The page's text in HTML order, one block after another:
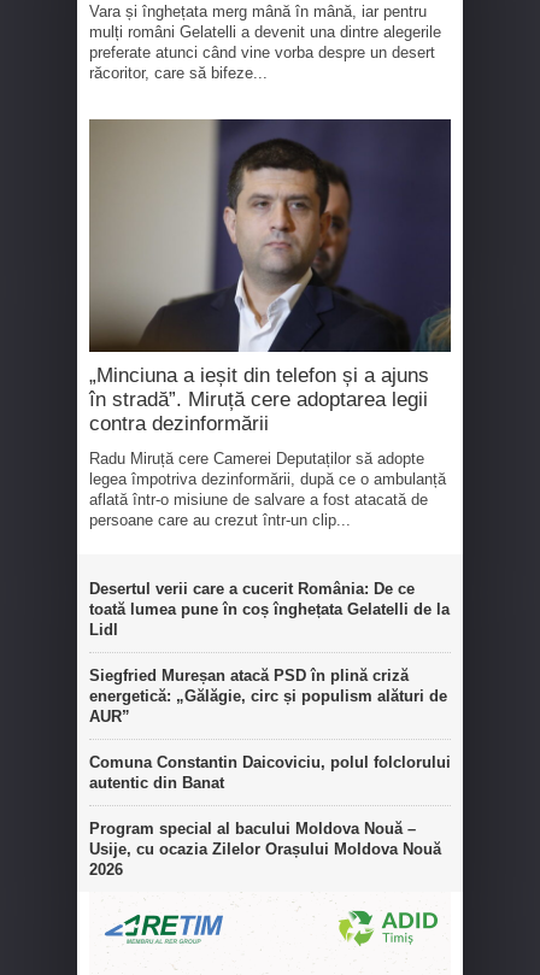
Vara și înghețata merg mână în mână, iar pentru
mulți români Gelatelli a devenit una dintre alegerile
preferate atunci când vine vorba despre un desert
răcoritor, care să bifeze...
„Minciuna a ieșit din telefon și a ajuns
în stradă”. Miruță cere adoptarea legii
contra dezinformării
Radu Miruță cere Camerei Deputaților să adopte
legea împotriva dezinformării, după ce o ambulanță
aflată într-o misiune de salvare a fost atacată de
persoane care au crezut într-un clip...
Desertul verii care a cucerit România: De ce
toată lumea pune în coș înghețata Gelatelli de la
Lidl
Siegfried Mureșan atacă PSD în plină criză
energetică: „Gălăgie, circ și populism alături de
AUR”
Comuna Constantin Daicoviciu, polul folclorului
autentic din Banat
Program special al bacului Moldova Nouă –
Usije, cu ocazia Zilelor Orașului Moldova Nouă
2026